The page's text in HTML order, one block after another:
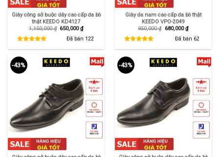
Giày công sở buộc dây cao cấp da bò
thật KEEDO KD4127
1,150,000₫ Giá
650,000₫Giá
hiện
tại
Đã bán 122
Giày da nam cao cấp da bò thật
KEEDO VPO-2049
950,000₫ Giá
680,000₫Giá
hiện
tại
Đã bán 62
-43% -43%